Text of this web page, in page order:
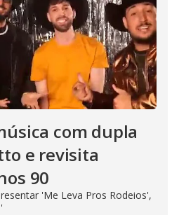
com dupla
e revisita
90
'Me Leva Pros Rodeios',